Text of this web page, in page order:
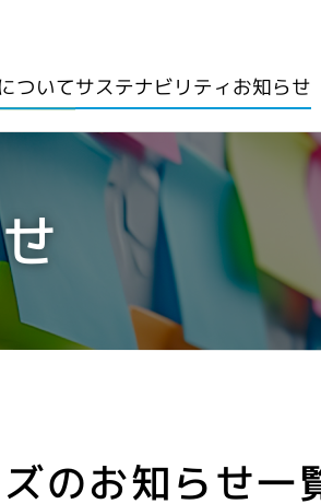
ついてサステナビリティお知らせ
のお知らせ一